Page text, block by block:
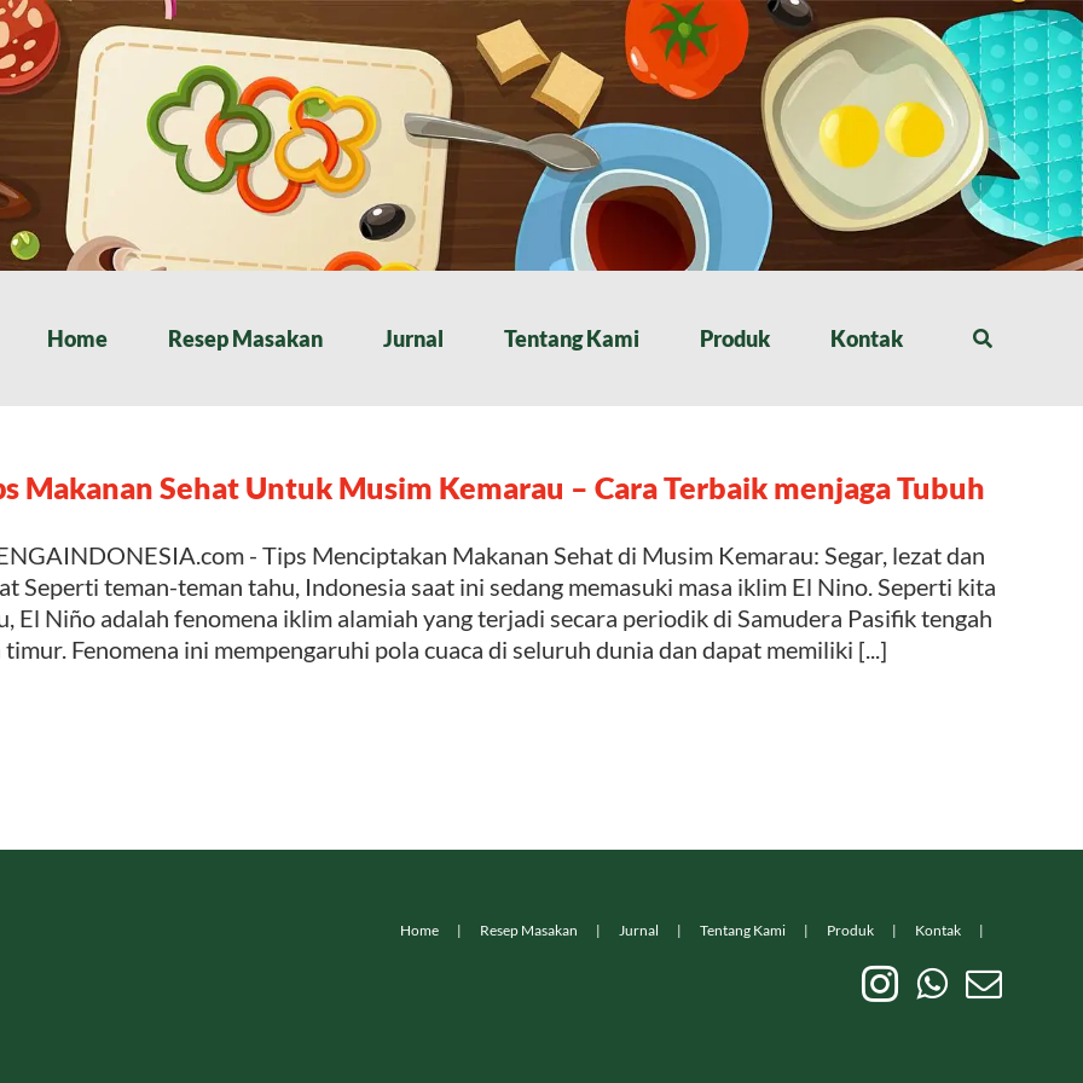
Home Resep Masakan Jurnal Tentang Kami Produk Kontak
Makanan Sehat Untuk Musim Kemarau – Cara Terbaik menjaga Tubuh
- Tips Menciptakan Makanan Sehat di Musim Kemarau: Segar, lezat dan
Seperti teman-teman tahu, Indonesia saat ini sedang memasuki masa iklim El Nino. Seperti kita
El Niño adalah fenomena iklim alamiah yang terjadi secara periodik di Samudera Pasifik tengah
timur. Fenomena ini mempengaruhi pola cuaca di seluruh dunia dan dapat memiliki [...]
Home Resep Masakan Jurnal Tentang Kami Produk Kontak